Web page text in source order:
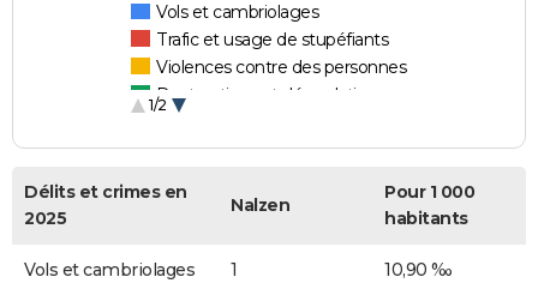
Vols et cambriolages
Trafic et usage de stupéfiants
Violences contre des personnes
Destructions et dégradations
1/2
Délits et crimes en
2025
Nalzen
Pour 1 000
habitants
Vols et cambriolages 1 10,90 ‰